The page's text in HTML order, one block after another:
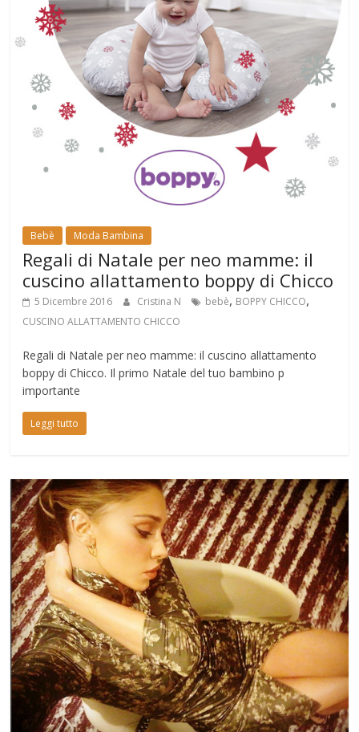
Bebè Moda Bambina
Regali di Natale per neo mamme: il
cuscino allattamento boppy di Chicco
5 Dicembre 2016 Cristina N bebè, BOPPY CHICCO,
CUSCINO ALLATTAMENTO CHICCO
Regali di Natale per neo mamme: il cuscino allattamento
boppy di Chicco. Il primo Natale del tuo bambino p
importante
Leggi tutto